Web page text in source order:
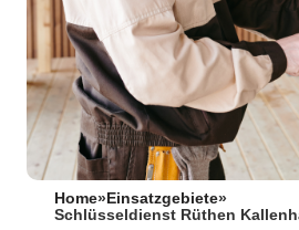
Home» Einsatzgebiete»
Schlüsseldienst Rüthen